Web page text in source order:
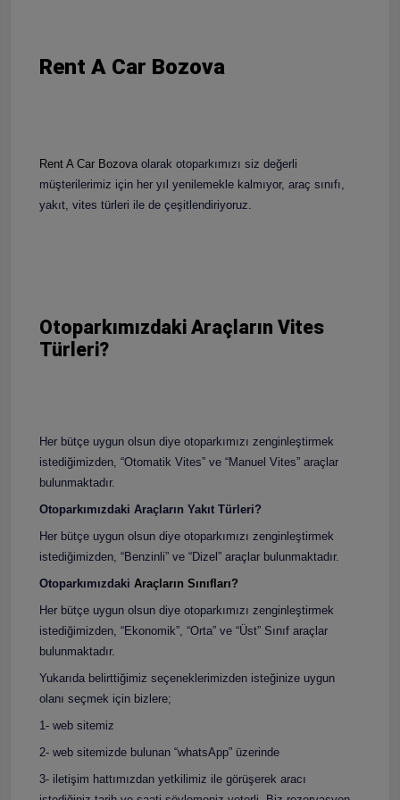
Rent A Car Bozova
Rent A Car Bozova olarak otoparkımızı siz değerli
müşterilerimiz için her yıl yenilemekle kalmıyor, araç sınıfı,
yakıt, vites türleri ile de çeşitlendiriyoruz.
Otoparkımızdaki Araçların Vites
Türleri?
Her bütçe uygun olsun diye otoparkımızı zenginleştirmek
istediğimizden, “Otomatik Vites” ve “Manuel Vites” araçlar
bulunmaktadır.
Otoparkımızdaki Araçların Yakıt Türleri?
Her bütçe uygun olsun diye otoparkımızı zenginleştirmek
istediğimizden, “Benzinli” ve “Dizel” araçlar bulunmaktadır.
Otoparkımızdaki Araçların Sınıfları?
Her bütçe uygun olsun diye otoparkımızı zenginleştirmek
istediğimizden, “Ekonomik”, “Orta” ve “Üst” Sınıf araçlar
bulunmaktadır.
Yukarıda belirttiğimiz seçeneklerimizden isteğinize uygun
olanı seçmek için bizlere;
1- web sitemiz
2- web sitemizde bulunan “whatsApp” üzerinde
3- iletişim hattımızdan yetkilimiz ile görüşerek aracı